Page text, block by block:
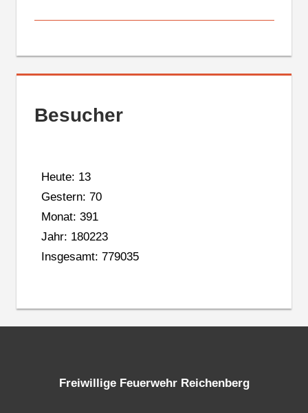
Besucher
Heute: 13
Gestern: 70
Monat: 391
Jahr: 180223
Insgesamt: 779035
Freiwillige Feuerwehr Reichenberg